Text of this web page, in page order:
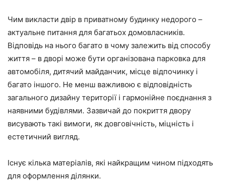
Чим викласти двір в приватному будинку недорого –
актуальне питання для багатьох домовласників.
Відповідь на нього багато в чому залежить від способу
життя – в дворі може бути організована парковка для
автомобіля, дитячий майданчик, місце відпочинку і
багато іншого. Не менш важливою є відповідність
загального дизайну території і гармонійне поєднання з
наявними будівлями. Зазвичай до покриття двору
висувають такі вимоги, як довговічність, міцність і
естетичний вигляд.
Існує кілька матеріалів, які найкращим чином підходять
для оформлення ділянки.